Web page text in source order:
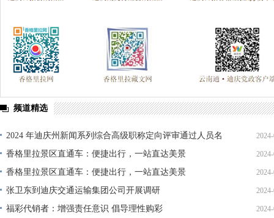
频道精选
2024 年迪庆州新闻系列综合高级职称定向评审通过人员名
单公示
香格里拉景区直通车：便捷出行，一站直达美景
香格里拉景区直通车：便捷出行，一站直达美景
张卫东到迪庆交通运输集团公司开展调研
福彩代销者：增强责任意识 倡导理性购彩